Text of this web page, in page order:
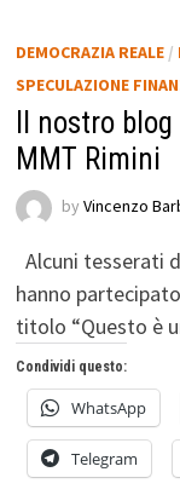
DEMOCRAZIA REALE/
SPECULAZIONE
Il nostro
MMT Rimini
by Vincenzo
Alcuni tesserati
hanno
titolo “Questo è
Condividi questo:
WhatsApp
Telegram